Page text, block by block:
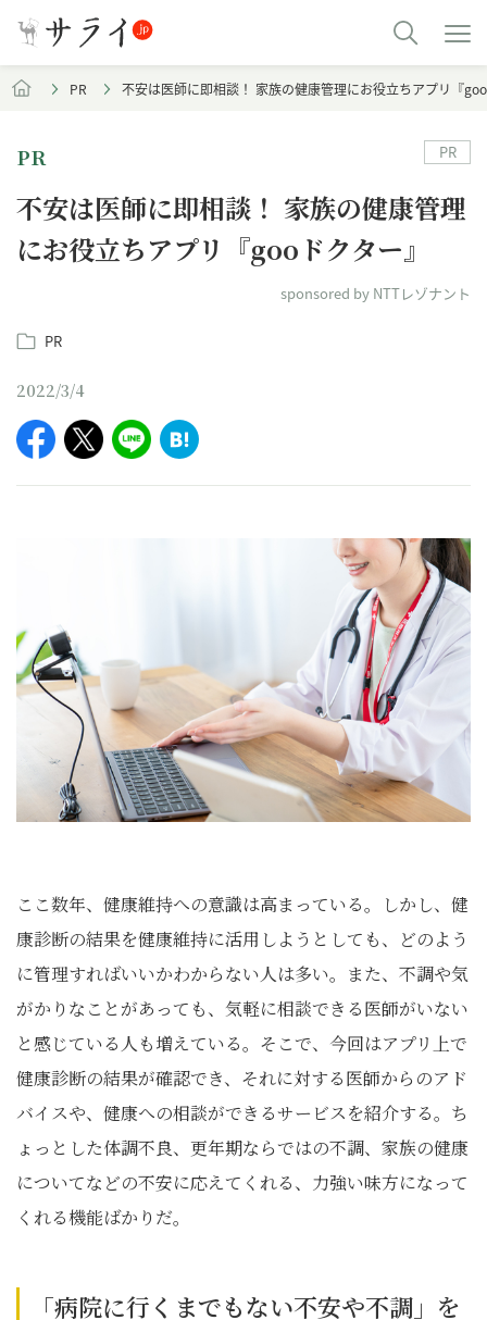
PR 不安は医師に即相談！ 家族の健康管理にお役立ちアプリ『
PR
不安は医師に即相談！ 家族の健康管理
にお役立ちアプリ『gooドクター』
sponsored by NTTレゾナント
PR
2022/3/4
PR
ここ数年、健康維持への意識は高まっている。しかし、健
康診断の結果を健康維持に活用しようとしても、どのよう
に管理すればいいかわからない人は多い。また、不調や気
がかりなことがあっても、気軽に相談できる医師がいない
と感じている人も増えている。そこで、今回はアプリ上で
健康診断の結果が確認でき、それに対する医師からのアド
バイスや、健康への相談ができるサービスを紹介する。ち
ょっとした体調不良、更年期ならではの不調、家族の健康
についてなどの不安に応えてくれる、力強い味方になって
くれる機能ばかりだ。
「病院に行くまでもない不安や不調」を